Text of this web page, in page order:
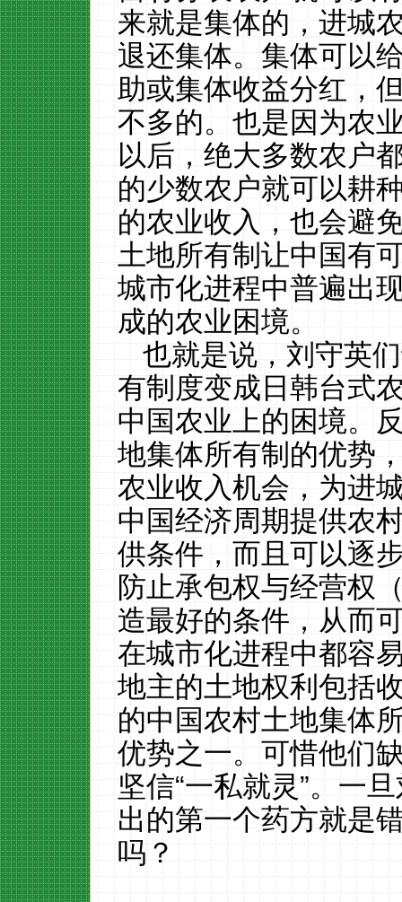
来就是集体的，进城
退还集体。集体可以
助或集体收益分红，
不多的。也是因为农
以后，绝大多数农户
的少数农户就可以耕
的农业收入，也会避
土地所有制让中国有
城市化进程中普遍出
成的农业困境。
也就是说，刘守英
有制度变成日韩台式
中国农业上的困境。
地集体所有制的优势
农业收入机会，为进
中国经济周期提供农
供条件，而且可以逐
防止承包权与经营权
造最好的条件，从而
在城市化进程中都容
地主的土地权利包括
的中国农村土地集体
优势之一。可惜他们
坚信“一私就灵”。一
出的第一个药方就是
吗？